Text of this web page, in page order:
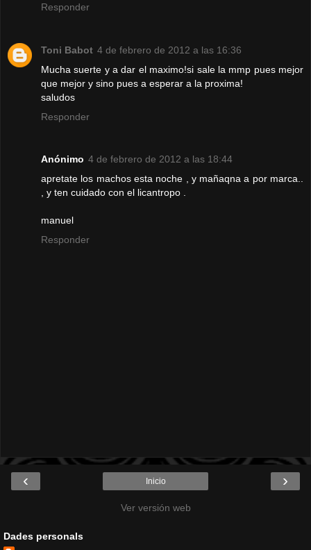
Responder
Toni Babot 4 de febrero de 2012 a las 16:36
Mucha suerte y a dar el maximo!si sale la mmp pues mejor
que mejor y sino pues a esperar a la proxima!
saludos
Responder
Anónimo 4 de febrero de 2012 a las 18:44
apretate los machos esta noche , y mañaqna a por marca..
, y ten cuidado con el licantropo .
manuel
Responder
‹ ›
Inicio
Ver versión web
Dades personals